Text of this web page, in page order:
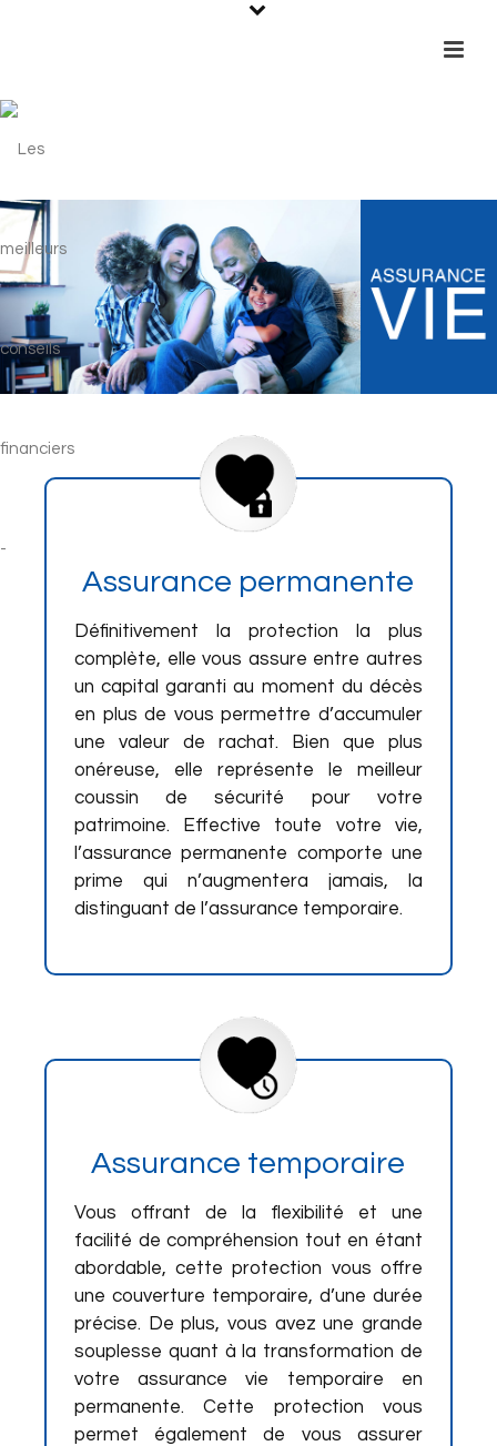
Assurance permanente
Définitivement la protection la plus
complète, elle vous assure entre autres
un capital garanti au moment du décès
en plus de vous permettre d’accumuler
une valeur de rachat. Bien que plus
onéreuse, elle représente le meilleur
coussin de sécurité pour votre
patrimoine. Effective toute votre vie,
l’assurance permanente comporte une
prime qui n’augmentera jamais, la
distinguant de l’assurance temporaire.
Assurance temporaire
Vous offrant de la flexibilité et une
facilité de compréhension tout en étant
abordable, cette protection vous offre
une couverture temporaire, d’une durée
précise. De plus, vous avez une grande
souplesse quant à la transformation de
votre assurance vie temporaire en
permanente. Cette protection vous
permet également de vous assurer